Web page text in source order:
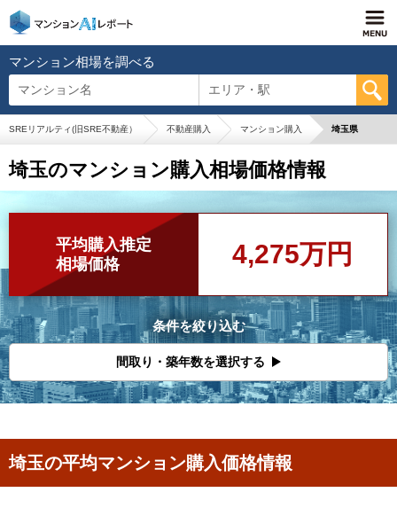
マンション相場を調べる
マンション名 エリア・駅
SREリアルティ(旧SRE不動産） 不動産購入 マンション購入 埼玉県
埼玉のマンション購入相場価格情報
平均購入推定
相場価格
4,275万円
条件を絞り込む
間取り・築年数を選択する
埼玉の平均マンション購入価格情報